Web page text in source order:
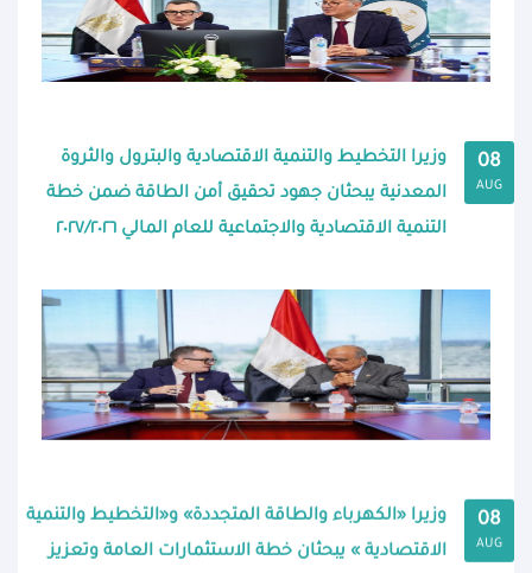
08
AUG
وزيرا التخطيط والتنمية الاقتصادية والبترول والثروة
المعدنية يبحثان جهود تحقيق أمن الطاقة ضمن خطة
التنمية الاقتصادية والاجتماعية للعام المالي ٢٠٢٧/٢٠٢٦
08
AUG
وزيرا «الكهرباء والطاقة المتجددة» و«التخطيط والتنمية
الاقتصادية » يبحثان خطة الاستثمارات العامة وتعزيز